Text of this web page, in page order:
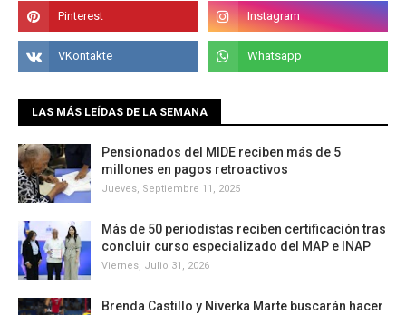
LAS MÁS LEÍDAS DE LA SEMANA
Pensionados del MIDE reciben más de 5
millones en pagos retroactivos
Jueves, Septiembre 11, 2025
Más de 50 periodistas reciben certificación tras
concluir curso especializado del MAP e INAP
Viernes, Julio 31, 2026
Brenda Castillo y Niverka Marte buscarán hacer